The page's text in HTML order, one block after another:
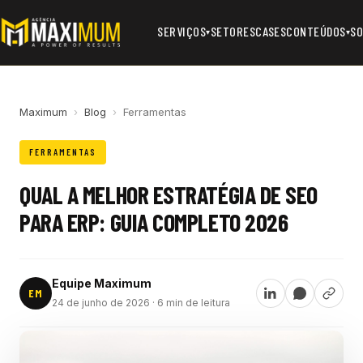
SERVIÇOS▾SETORESCASESCONTEÚDOS▾
Maximum › Blog › Ferramentas
FERRAMENTAS
QUAL A MELHOR ESTRATÉGIA DE SEO
PARA ERP: GUIA COMPLETO 2026
EM
Equipe Maximum
24 de junho de 2026 · 6 min de leitura